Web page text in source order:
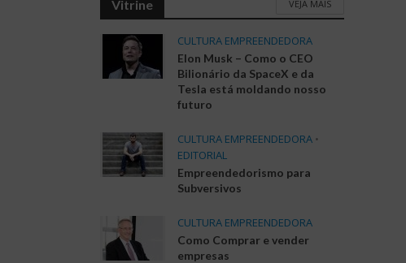
Vitrine VEJA MAIS
CULTURA EMPREENDEDORA
Elon Musk – Como o CEO
Bilionário da SpaceX e da
Tesla está moldando nosso
futuro
CULTURA EMPREENDEDORA •
EDITORIAL
Empreendedorismo para
Subversivos
CULTURA EMPREENDEDORA
Como Comprar e vender
empresas